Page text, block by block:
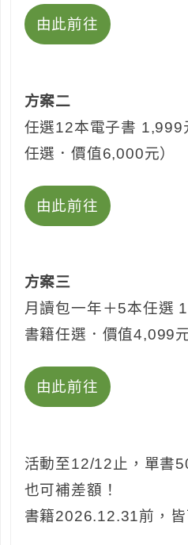
由此前往
方案二
任選12本電子書 1,999
任選．價值6,000元）
由此前往
方案三
月讀包一年＋5本任選
書籍任選．價值4,099元
由此前往
活動至12/12止，單書
也可補差額！
書籍2026.12.31前，皆